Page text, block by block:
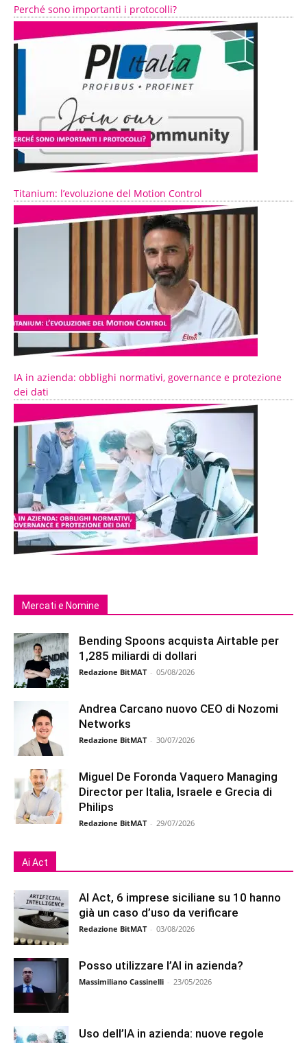
Perché sono importanti i protocolli?
Titanium: l’evoluzione del Motion Control
IA in azienda: obblighi normativi, governance e protezione
dei dati
Mercati e Nomine
Bending Spoons acquista Airtable per
1,285 miliardi di dollari
Redazione BitMAT - 05/08/2026
Andrea Carcano nuovo CEO di Nozomi
Networks
Redazione BitMAT - 30/07/2026
Miguel De Foronda Vaquero Managing
Director per Italia, Israele e Grecia di
Philips
Redazione BitMAT - 29/07/2026
Ai Act
AI Act, 6 imprese siciliane su 10 hanno
già un caso d’uso da verificare
Redazione BitMAT - 03/08/2026
Posso utilizzare l’AI in azienda?
Massimiliano Cassinelli - 23/05/2026
Uso dell’IA in azienda: nuove regole